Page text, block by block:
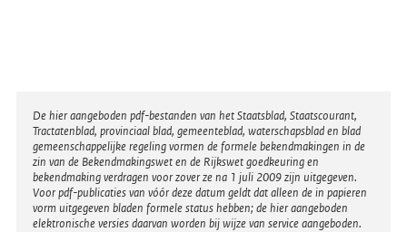
Disclaimer
De hier aangeboden pdf-bestanden van het Staatsblad, Staatscourant,
Tractatenblad, provinciaal blad, gemeenteblad, waterschapsblad en blad
gemeenschappelijke regeling vormen de formele bekendmakingen in de
zin van de Bekendmakingswet en de Rijkswet goedkeuring en
bekendmaking verdragen voor zover ze na 1 juli 2009 zijn uitgegeven.
Voor pdf-publicaties van vóór deze datum geldt dat alleen de in papieren
vorm uitgegeven bladen formele status hebben; de hier aangeboden
elektronische versies daarvan worden bij wijze van service aangeboden.